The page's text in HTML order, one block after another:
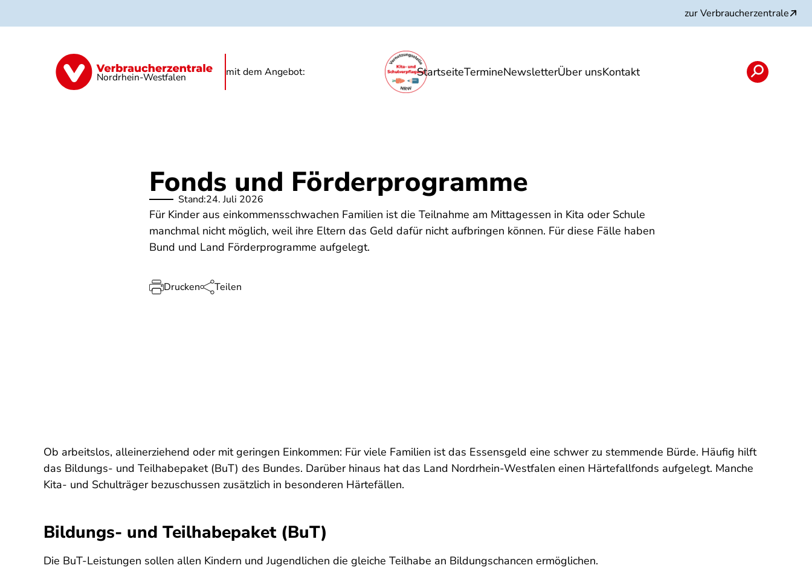
zur Verbraucherzentrale
Nordrhein-Westfalen mit dem Angebot: StartseiteTermineNewsletterÜber unsKontakt
Kindertagespflege Kita Schule Ernährungsbildung Unsere Angebote Projekte und Partner
Fonds und Förderprogramme
Stand:24. Juli 2026
Für Kinder aus einkommensschwachen Familien ist die Teilnahme am Mittagessen in Kita oder Schule
manchmal nicht möglich, weil ihre Eltern das Geld dafür nicht aufbringen können. Für diese Fälle haben
Bund und Land Förderprogramme aufgelegt.
Drucken Teilen
Ob arbeitslos, alleinerziehend oder mit geringen Einkommen: Für viele Familien ist das Essensgeld eine schwer zu stemmende Bürde. Häufig hilft
das Bildungs- und Teilhabepaket (BuT) des Bundes. Darüber hinaus hat das Land Nordrhein-Westfalen einen Härtefallfonds aufgelegt. Manche
Kita- und Schulträger bezuschussen zusätzlich in besonderen Härtefällen.
Bildungs- und Teilhabepaket (BuT)
Die BuT-Leistungen sollen allen Kindern und Jugendlichen die gleiche Teilhabe an Bildungschancen ermöglichen.